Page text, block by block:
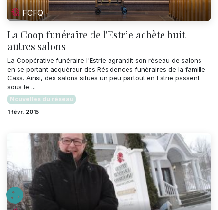
FCFQ
La Coop funéraire de l'Estrie achète huit
autres salons
La Coopérative funéraire l'Estrie agrandit son réseau de salons
en se portant acquéreur des Résidences funéraires de la famille
Cass. Ainsi, des salons situés un peu partout en Estrie passent
sous le ...
Nouvelles du réseau
1 févr. 2015